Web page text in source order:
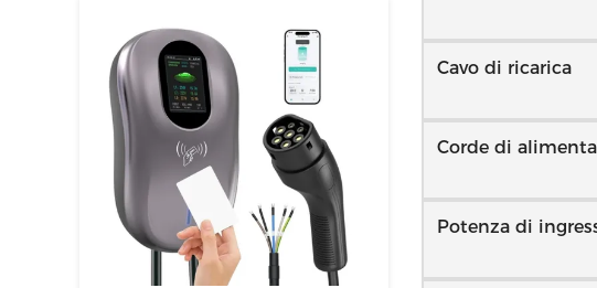
Cavo di ricarica
Corde di
Potenza di